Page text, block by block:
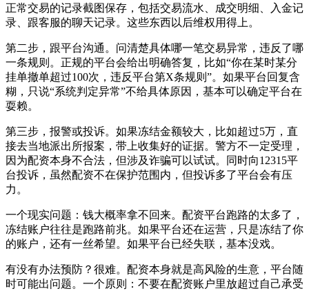
正常交易的记录截图保存，包括交易流水、成交明细、入金记
录、跟客服的聊天记录。这些东西以后维权用得上。
第二步，跟平台沟通。问清楚具体哪一笔交易异常，违反了哪
一条规则。正规的平台会给出明确答复，比如“你在某时某分
挂单撤单超过100次，违反平台第X条规则”。如果平台回复含
糊，只说“系统判定异常”不给具体原因，基本可以确定平台在
耍赖。
第三步，报警或投诉。如果冻结金额较大，比如超过5万，直
接去当地派出所报案，带上收集好的证据。警方不一定受理，
因为配资本身不合法，但涉及诈骗可以试试。同时向12315平
台投诉，虽然配资不在保护范围内，但投诉多了平台会有压
力。
一个现实问题：钱大概率拿不回来。配资平台跑路的太多了，
冻结账户往往是跑路前兆。如果平台还在运营，只是冻结了你
的账户，还有一丝希望。如果平台已经失联，基本没戏。
有没有办法预防？很难。配资本身就是高风险的生意，平台随
时可能出问题。一个原则：不要在配资账户里放超过自己承受